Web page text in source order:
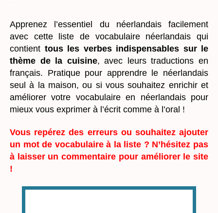
Apprenez l’essentiel du néerlandais facilement
avec cette liste de vocabulaire néerlandais qui
contient tous les verbes indispensables sur le
thème de la cuisine, avec leurs traductions en
français. Pratique pour apprendre le néerlandais
seul à la maison, ou si vous souhaitez enrichir et
améliorer votre vocabulaire en néerlandais pour
mieux vous exprimer à l’écrit comme à l’oral !
Vous repérez des erreurs ou souhaitez ajouter
un mot de vocabulaire à la liste ? N’hésitez pas
à laisser un commentaire pour améliorer le site
!